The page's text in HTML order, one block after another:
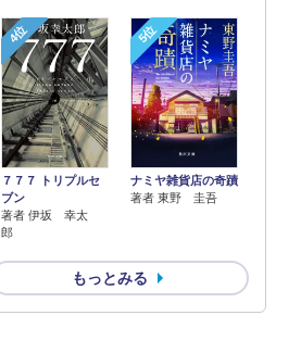
4位
７７７ トリプルセ
ブン
著者 伊坂 幸太
郎
5位
ナミヤ雑貨店の奇蹟
著者 東野 圭吾
もっとみる